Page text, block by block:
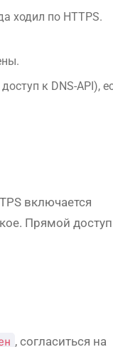
ходил по HTTPS.
к DNS-API),
включается
Прямой
, согласиться на